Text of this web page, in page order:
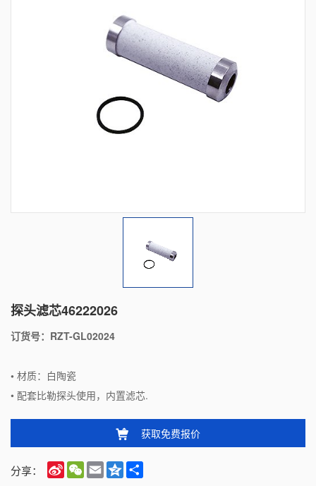
探头滤芯46222026
订货号：RZT-GL02024
• 材质： 白陶瓷
• 配套比勒探头使用，内置滤芯.
获取免费报价
分享： Sina
Weibo
WeChat
EmailQzone